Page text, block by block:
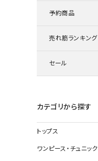
予約商品
売れ筋ランキング
セール
カテゴリから探す
トップス
ワンピース・チュニック